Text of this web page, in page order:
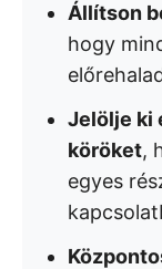
Állítson
hogy
Jelölje ki
köröket,
egyes